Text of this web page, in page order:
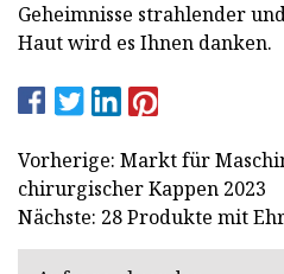
Geheimnisse strahlender
Haut wird es Ihnen danken.
Vorherige: Markt für
chirurgischer Kappen 2023
Nächste: 28 Produkte mit